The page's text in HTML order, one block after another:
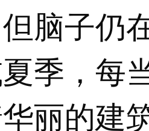
脑子仍
季，每
丽的建